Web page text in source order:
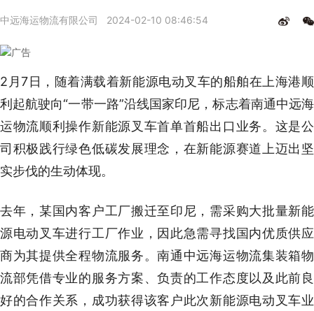
中远海运物流有限公司 2024-02-10 08:46:54
2月7日，随着满载着新能源电动叉车的船舶在上海港顺
利起航驶向“一带一路”沿线国家印尼，标志着南通中远海
运物流顺利操作新能源叉车首单首船出口业务。这是公
司积极践行绿色低碳发展理念，在新能源赛道上迈出坚
实步伐的生动体现。
去年，某国内客户工厂搬迁至印尼，需采购大批量新能
源电动叉车进行工厂作业，因此急需寻找国内优质供应
商为其提供全程物流服务。南通中远海运物流集装箱物
流部凭借专业的服务方案、负责的工作态度以及此前良
好的合作关系，成功获得该客户此次新能源电动叉车业